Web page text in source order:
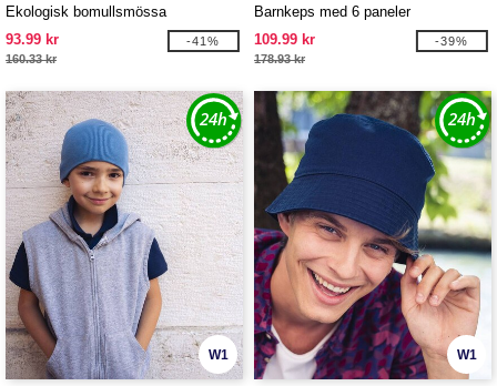
Ekologisk bomullsmössa
93.99 kr
160.33 kr
-41%
Barnkeps med 6 paneler
109.99 kr
178.93 kr
-39%
W1 W1